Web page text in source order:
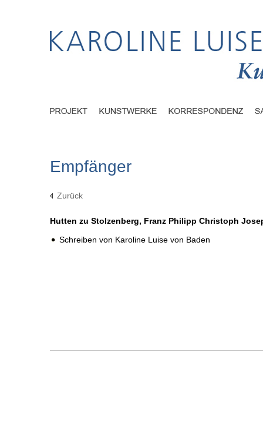
Empfänger
Zurück
Hutten zu Stolzenberg, Franz Philipp Christoph
Schreiben von Karoline Luise von Baden